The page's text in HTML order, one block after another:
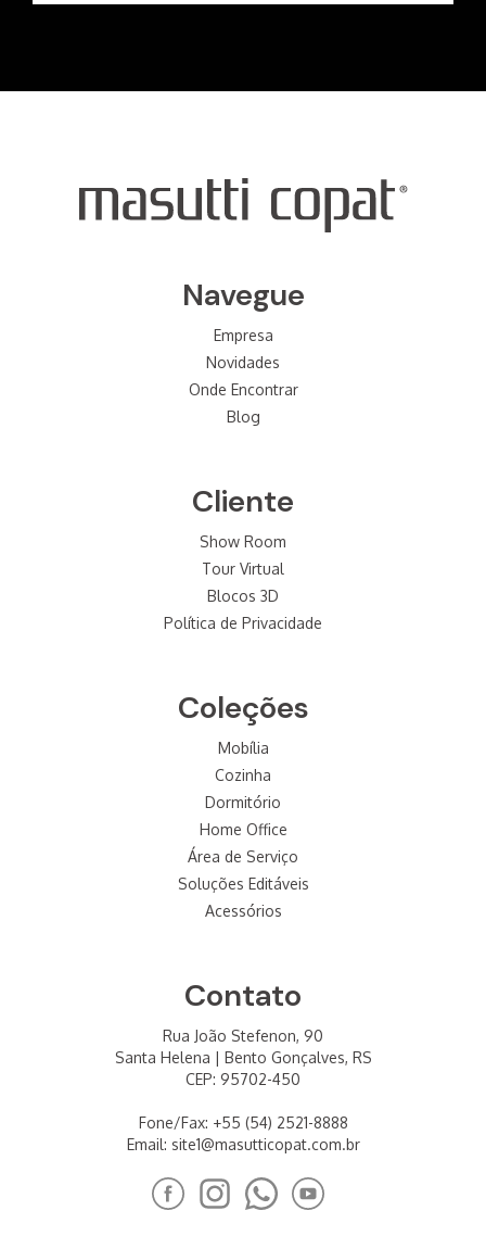
Navegue
Empresa
Novidades
Onde Encontrar
Blog
Cliente
Show Room
Tour Virtual
Blocos 3D
Política de Privacidade
Coleções
Mobília
Cozinha
Dormitório
Home Office
Área de Serviço
Soluções Editáveis
Acessórios
Contato
Rua João Stefenon, 90
Santa Helena | Bento Gonçalves, RS
CEP: 95702-450
Fone/Fax: +55 (54) 2521-8888
Email: site1@masutticopat.com.br